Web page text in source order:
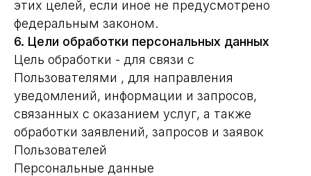
этих целей, если иное не предусмотрено
федеральным законом.
6. Цели обработки персональных данных
Цель обработки - для связи с
Пользователями , для направления
уведомлений, информации и запросов,
связанных с оказанием услуг, а также
обработки заявлений, запросов и заявок
Пользователей
Персональные данные